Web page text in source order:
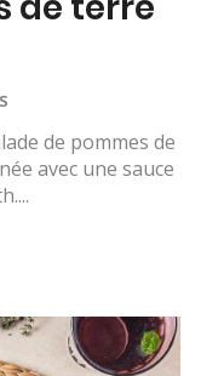
de pommes de
avec une sauce